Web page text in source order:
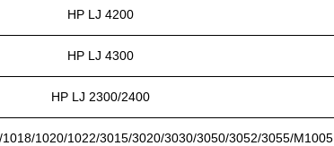
HP LJ 4200
HP LJ 4300
HP LJ 2300/2400
1020/1022/3015/3020/3030/3050/3052/3055/M1005